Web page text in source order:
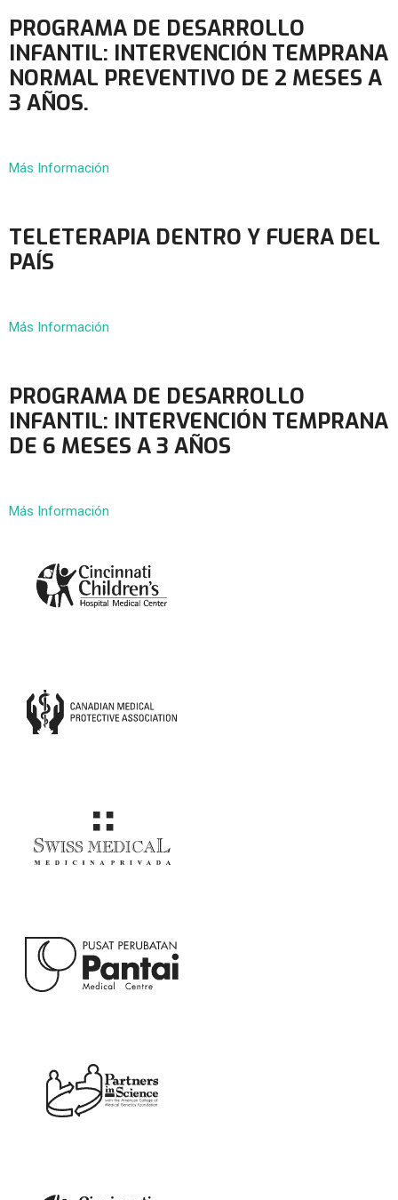
PROGRAMA DE DESARROLLO
INFANTIL: INTERVENCIÓN TEMPRANA
NORMAL PREVENTIVO DE 2 MESES A
3 AÑOS.
Más Información
TELETERAPIA DENTRO Y FUERA DEL
PAÍS
Más Información
PROGRAMA DE DESARROLLO
INFANTIL: INTERVENCIÓN TEMPRANA
DE 6 MESES A 3 AÑOS
Más Información